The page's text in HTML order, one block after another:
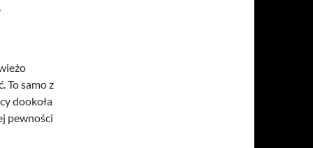
To samo z
dookoła
pewności